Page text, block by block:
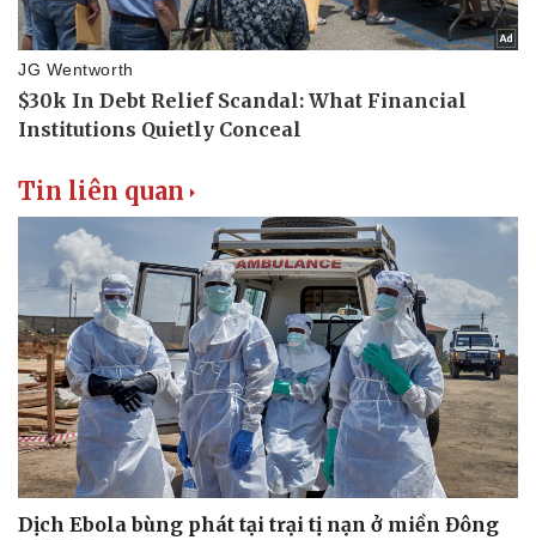
Pháp luật
Vụ án
Tin nóng
Tư vấn luật
Quân sự - Quốc phòng
Vũ khí
Việt Nam
Phân tích
Tin liên quan
Dịch Ebola bùng phát tại trại tị nạn ở miền Đông